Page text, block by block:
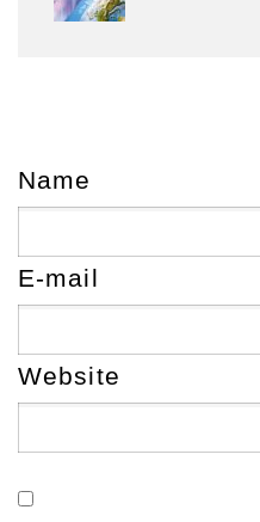
Name
E-mail
Website